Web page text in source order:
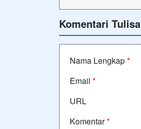
Komentari
Nama Lengkap*
Email *
URL
Komentar*